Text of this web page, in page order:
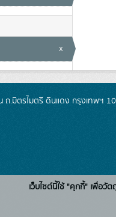
x
.มิตรไมตรี ดินแดง กรุงเทพฯ
เว็บไซต์นี้ใช้ "คุกกี้" เพื่อวั